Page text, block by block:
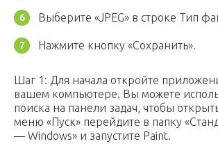
Выберите «JPEG» в строке Тип
Нажмите кнопку «Сохранить».
Шаг 1: Для начала откройте
вашем компьютере. Вы можете
поиска на панели задач, чтобы
меню «Пуск» перейдите в папку
— Windows» и запустите Paint.